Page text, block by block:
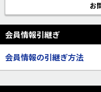
お
会員情報引継ぎ
会員情報の引継ぎ方法